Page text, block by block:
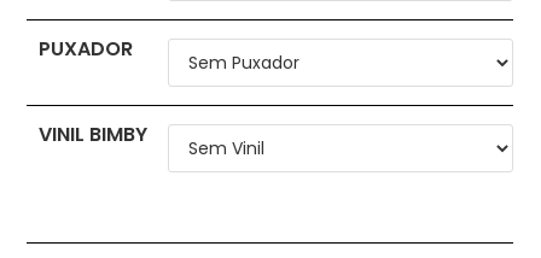
PUXADOR
VINIL BIMBY